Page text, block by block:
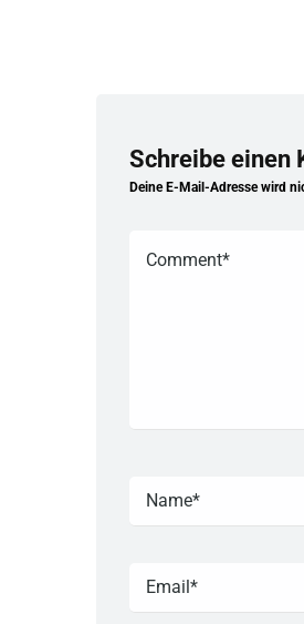
Schreibe einen
Deine E-Mail-Adresse wird